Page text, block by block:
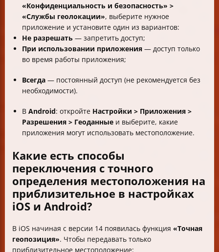
«Конфиденциальность и безопасность» >
«Службы геолокации», выберите нужное
приложение и установите один из вариантов:
Не разрешать — запретить доступ;
При использовании приложения — доступ только
во время работы приложения;
Всегда — постоянный доступ (не рекомендуется без
необходимости).
В Android: откройте Настройки > Приложения >
Разрешения > Геоданные и выберите, какие
приложения могут использовать местоположение.
Какие есть способы
переключения с точного
определения местоположения на
приблизительное в настройках
iOS и Android?
В iOS начиная с версии 14 появилась функция «Точная
геопозиция». Чтобы передавать только
приблизительное местоположение: